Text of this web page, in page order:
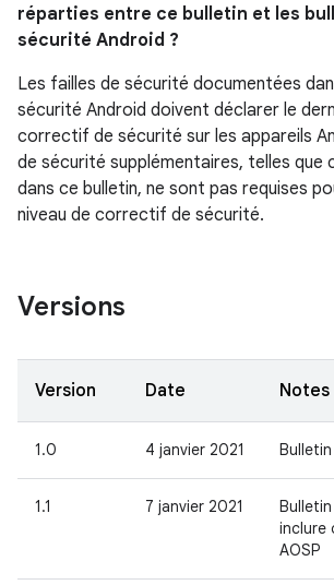
réparties entre ce bulletin et les
sécurité Android ?
Les failles de sécurité documentées
sécurité Android doivent déclarer le
correctif de sécurité sur les appareils
de sécurité supplémentaires, telles que
dans ce bulletin, ne sont pas requises
niveau de correctif de sécurité.
Versions
Version Date Notes
1.0 4 janvier 2021
1.1 7 janvier 2021
inclure
AOSP